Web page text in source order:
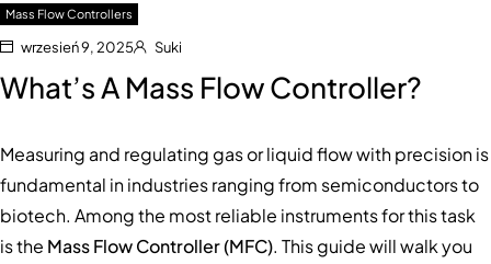
Mass Flow Controllers
wrzesień 9, 2025 Suki
What’s A Mass Flow Controller?
Measuring and regulating gas or liquid flow with precision is
fundamental in industries ranging from semiconductors to
biotech. Among the most reliable instruments for this task
is the Mass Flow Controller (MFC). This guide will walk you